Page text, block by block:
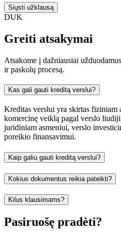
Siųsti užklausą
DUK
Greiti atsakymai
Atsakome į dažniausiai
ir paskolų procesą.
Kas gali gauti kreditą verslui?
Kreditas verslui yra skirtas fiziniam
komercinę veiklą pagal verslo
juridiniam asmeniui, verslo
poreikio finansavimui.
Kaip galiu gauti kreditą verslui?
Kokius dokumentus reikia pateikti?
Kilus klausimams?
Pasiruošę pradėti?